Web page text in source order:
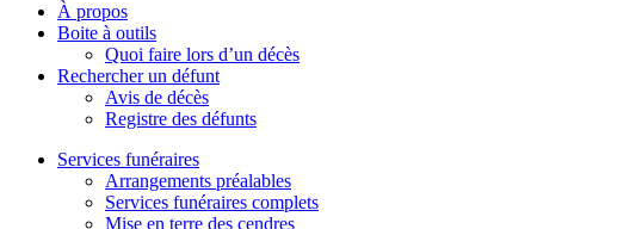
À propos
Boite à outils
Quoi faire lors d’un décès
Rechercher un défunt
Avis de décès
Registre des défunts
Services funéraires
Arrangements préalables
Services funéraires complets
Mise en terre des cendres